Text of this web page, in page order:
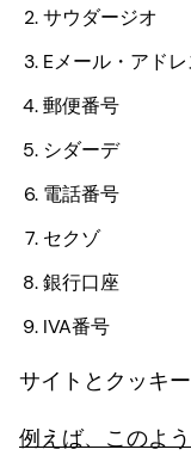
サウダージオ
Eメール・アドレ
郵便番号
シダーデ
電話番号
セクゾ
銀行口座
IVA番号
サイトとクッキ
例えば、このよ